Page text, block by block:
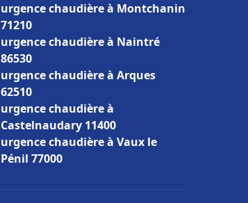
urgence chaudière à Montchanin
71210
urgence chaudière à Naintré
86530
urgence chaudière à Arques
62510
urgence chaudière à
Castelnaudary 11400
urgence chaudière à Vaux le
Pénil 77000